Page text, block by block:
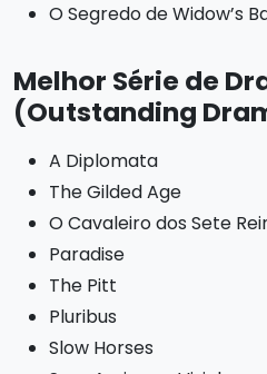
O Segredo de Widow’s
Melhor Série de
(Outstanding
A Diplomata
The Gilded Age
O Cavaleiro dos Sete
Paradise
The Pitt
Pluribus
Slow Horses